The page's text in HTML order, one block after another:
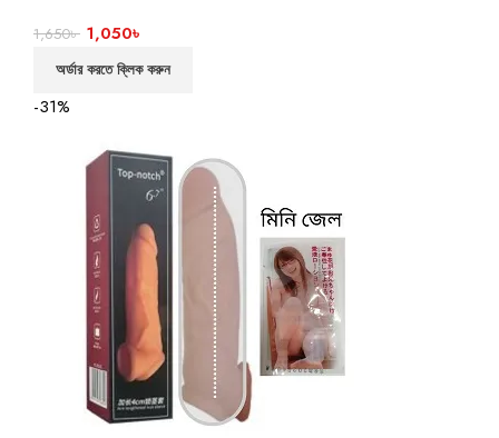
1,650৳ 1,050৳
অর্ডার করতে ক্লিক করুন
-31%